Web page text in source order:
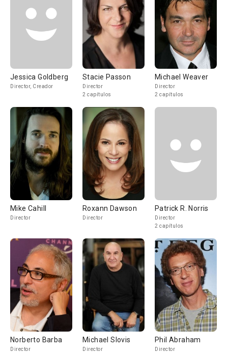
Jessica Goldberg
Director, Creador
Stacie Passon
Director
2 capítulos
Michael Weaver
Director
2 capítulos
Mike Cahill
Director
Roxann Dawson
Director
Patrick R. Norris
Director
2 capítulos
Norberto Barba
Director
Michael Slovis
Director
Phil Abraham
Director